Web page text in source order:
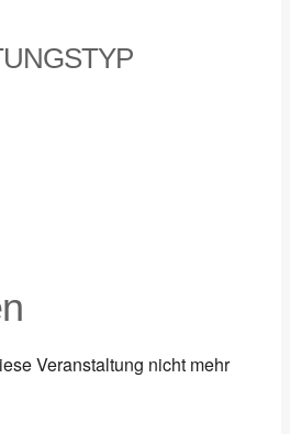
Veranstaltung nicht mehr